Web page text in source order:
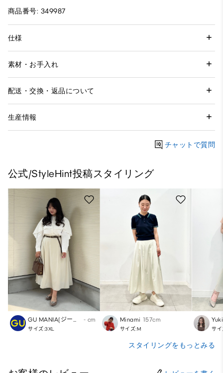
商品番号: 349987
仕様
素材・お手入れ
配送・交換・返品について
生産情報
チャットで質問
公式/StyleHint投稿スタイリング
GU MANIA(ジーユー) - cm
サイズ:3XL
Minami 157cm
サイズ:M
Yuki
サイ
スタイリングをもっとみる